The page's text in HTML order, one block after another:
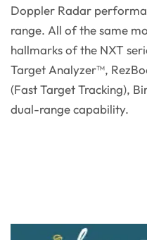
Doppler Radar
range. All of the same
hallmarks of the NXT
Target Analyzer™,
(Fast Target Tracking),
dual-range capability.